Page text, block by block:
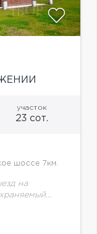
участок
23 сот.
шоссе 7км.
на